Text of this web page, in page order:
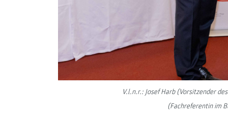
V.l.n.r.: Josef Harb (Vorsitzender
(Fachreferentin im